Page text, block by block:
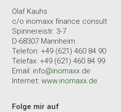
Olaf Kauhs
c/o inomaxx finance consult
Spinnereistr. 3-7
D-68307 Mannheim
Telefon: +49 (621) 460 84 90
Telefax: +49 (621) 460 84 99
Email: info@inomaxx.de
Internet: www.inomaxx.de
Folge mir auf